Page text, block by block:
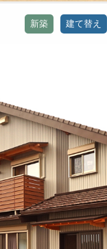
新築 建て替え